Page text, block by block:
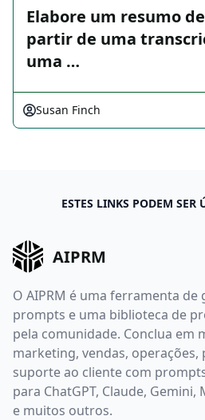
Elabore um resumo
partir de uma
uma …
Susan Finch
ESTES LINKS PODEM SER
AIPRM
O AIPRM é uma ferramenta
prompts e uma biblioteca de
pela comunidade. Conclua em
marketing, vendas,
suporte ao cliente com
para ChatGPT, Claude,
e muitos outros.